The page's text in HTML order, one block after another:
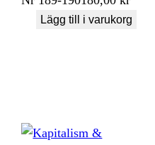
Lägg till i varukorg